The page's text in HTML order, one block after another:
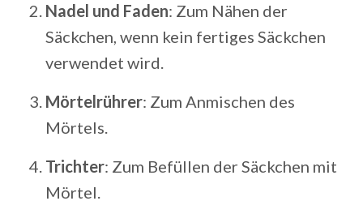
Nadel und Faden: Zum Nähen der
Säckchen, wenn kein fertiges Säckchen
verwendet wird.
Mörtelrührer: Zum Anmischen des
Mörtels.
Trichter: Zum Befüllen der Säckchen mit
Mörtel.